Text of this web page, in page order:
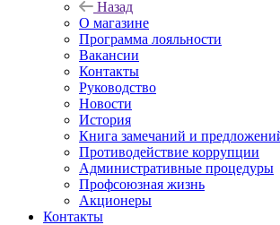
Назад
О магазине
Программа лояльности
Вакансии
Контакты
Руководство
Новости
История
Книга замечаний и
Противодействие коррупции
Административные процедуры
Профсоюзная жизнь
Акционеры
Контакты